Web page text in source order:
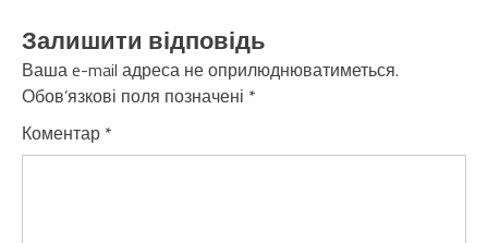
Залишити відповідь
Ваша e-mail адреса не оприлюднюватиметься.
Обов’язкові поля позначені *
Коментар *